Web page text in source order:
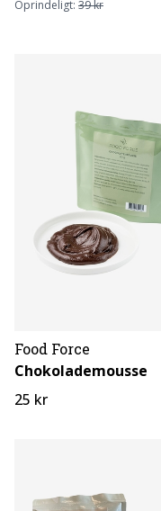
Oprindeligt: 39 kr
Food Force
Chokolademousse
25 kr